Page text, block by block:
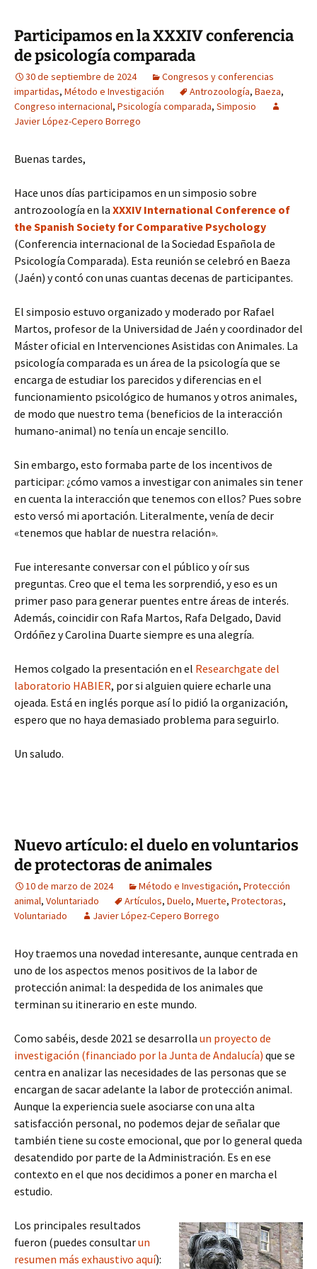
Participamos en la XXXIV conferencia
de psicología comparada
30 de septiembre de 2024
Congresos y conferencias
impartidas, Método e Investigación Antrozoología, Baeza,
Congreso internacional, Psicología comparada, Simposio
Javier López-Cepero Borrego
Buenas tardes,
Hace unos días participamos en un simposio sobre
antrozoología en la XXXIV International Conference of
the Spanish Society for Comparative Psychology
(Conferencia internacional de la Sociedad Española de
Psicología Comparada). Esta reunión se celebró en Baeza
(Jaén) y contó con unas cuantas decenas de participantes.
El simposio estuvo organizado y moderado por Rafael
Martos, profesor de la Universidad de Jaén y coordinador del
Máster oficial en Intervenciones Asistidas con Animales. La
psicología comparada es un área de la psicología que se
encarga de estudiar los parecidos y diferencias en el
funcionamiento psicológico de humanos y otros animales,
de modo que nuestro tema (beneficios de la interacción
humano-animal) no tenía un encaje sencillo.
Sin embargo, esto formaba parte de los incentivos de
participar: ¿cómo vamos a investigar con animales sin tener
en cuenta la interacción que tenemos con ellos? Pues sobre
esto versó mi aportación. Literalmente, venía de decir
«tenemos que hablar de nuestra relación».
Fue interesante conversar con el público y oír sus
preguntas. Creo que el tema les sorprendió, y eso es un
primer paso para generar puentes entre áreas de interés.
Además, coincidir con Rafa Martos, Rafa Delgado, David
Ordóñez y Carolina Duarte siempre es una alegría.
Hemos colgado la presentación en el Researchgate del
laboratorio HABIER, por si alguien quiere echarle una
ojeada. Está en inglés porque así lo pidió la organización,
espero que no haya demasiado problema para seguirlo.
Un saludo.
Nuevo artículo: el duelo en voluntarios
de protectoras de animales
10 de marzo de 2024 Método e Investigación, Protección
animal, Voluntariado Artículos, Duelo, Muerte, Protectoras,
Voluntariado
Javier López-Cepero Borrego
Hoy traemos una novedad interesante, aunque centrada en
uno de los aspectos menos positivos de la labor de
protección animal: la despedida de los animales que
terminan su itinerario en este mundo.
Como sabéis, desde 2021 se desarrolla un proyecto de
investigación (financiado por la Junta de Andalucía) que se
centra en analizar las necesidades de las personas que se
encargan de sacar adelante la labor de protección animal.
Aunque la experiencia suele asociarse con una alta
satisfacción personal, no podemos dejar de señalar que
también tiene su coste emocional, que por lo general queda
desatendido por parte de la Administración. Es en ese
contexto en el que nos decidimos a poner en marcha el
estudio.
Los principales resultados
fueron (puedes consultarun
resumen más exhaustivo aquí):